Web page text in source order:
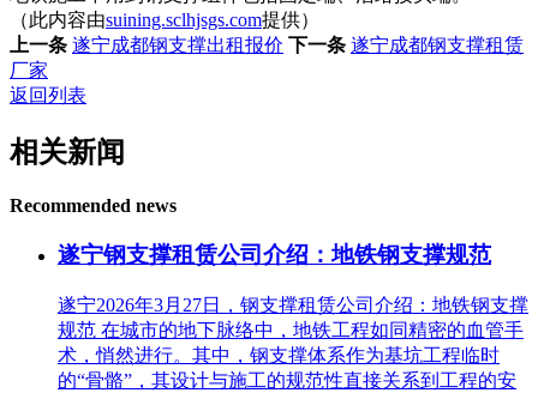
（此内容由suining.sclhjsgs.com提供）
上一条 遂宁成都钢支撑出租报价 下一条 遂宁成都钢支撑租赁
厂家
返回列表
相关新闻
Recommended news
遂宁钢支撑租赁公司介绍：地铁钢支撑规范
遂宁2026年3月27日，钢支撑租赁公司介绍：地铁钢支撑
规范 在城市的地下脉络中，地铁工程如同精密的血管手
术，悄然进行。其中，钢支撑体系作为基坑工程临时
的“骨骼”，其设计与施工的规范性直接关系到工程的安